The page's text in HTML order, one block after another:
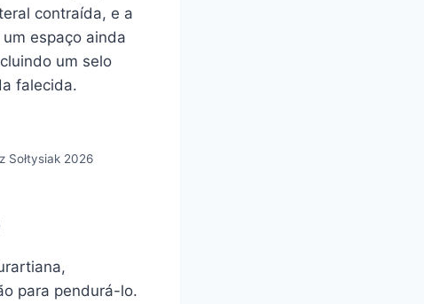
contraída, e a
espaço ainda
um selo
falecida.
Sołtysiak 2026
para pendurá-lo.